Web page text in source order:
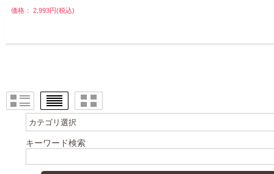
価格： 2,993円(税込)
キーワード検索